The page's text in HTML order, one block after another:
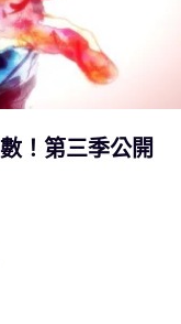
！第三季公開